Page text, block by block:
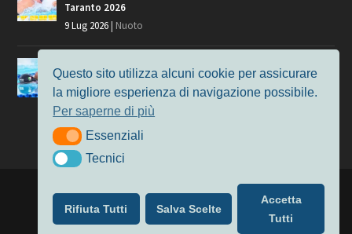
Taranto 2026
9 Lug 2026| Nuoto
Europei di Nuoto Parigi 2026: fra veterani e giovani, chi
7 Lug 2026
Nuoto
| Alimentato da
Nuoto
MasterS Podcast Il Nuoto in Cifre
Privacy & Cookie Policy
Questo sito utilizza alcuni cookie per assicurare
la migliore esperienza di navigazione possibile.
Per saperne di più
EssenzialiEssenziali
TecniciTecnici
Rifiuta Tutti Salva Scelte
Accetta
Tutti